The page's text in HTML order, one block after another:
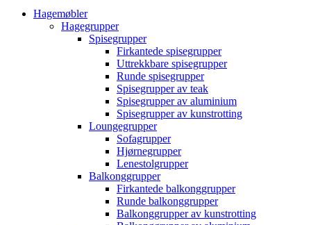
Hagemøbler
Hagegrupper
Spisegrupper
Firkantede spisegrupper
Uttrekkbare spisegrupper
Runde spisegrupper
Spisegrupper av teak
Spisegrupper av aluminium
Spisegrupper av kunstrotting
Loungegrupper
Sofagrupper
Hjørnegrupper
Lenestolgrupper
Balkonggrupper
Firkantede balkonggrupper
Runde balkonggrupper
Balkonggrupper av kunstrotting